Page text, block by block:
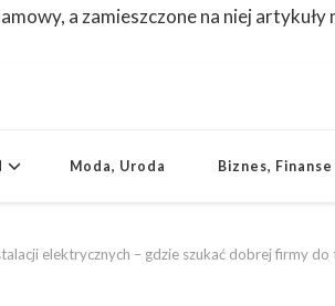
a zamieszczone na niej
Moda, Uroda Biznes, Finanse
elektrycznych – gdzie szukać dobrej firmy do